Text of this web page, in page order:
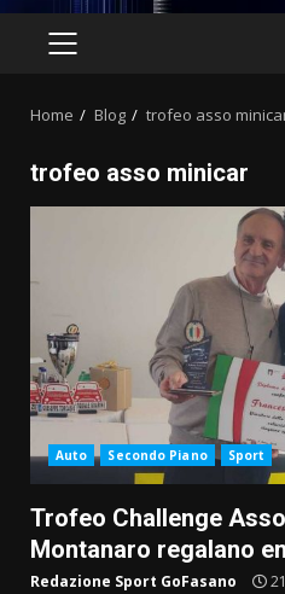
PRIMARY
Home Blog trofeo asso
trofeo asso minicar
Auto Secondo Piano Sport
Trofeo Challenge
Montanaro regalano
Redazione Sport GoFasano